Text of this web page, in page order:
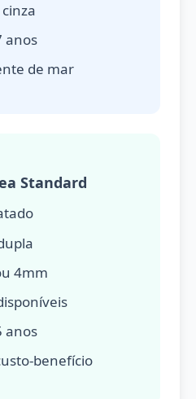
anos
de mar
Standard
4mm
anos
benefício